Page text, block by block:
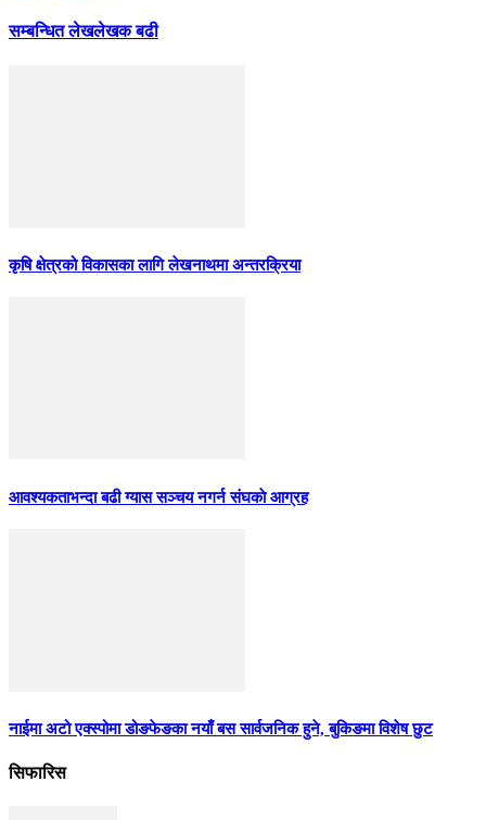
सम्बन्धित लेखलेखक बढी
कृषि क्षेत्रको विकासका लागि लेखनाथमा अन्तरक्रिया
आवश्यकताभन्दा बढी ग्यास सञ्चय नगर्न संघकाे आग्रह
नाईमा अटो एक्स्पोमा डोङफेङका नयाँ बस सार्वजनिक हुने, बुकिङमा विशेष छुट
सिफारिस